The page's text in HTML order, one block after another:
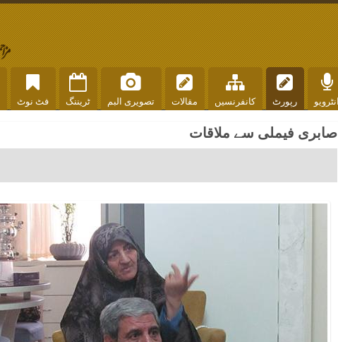
انٹرویو رپورٹ کانفرنسیں مقالات تصویری البم ٹریننگ فٹ نوٹ
صابری فیملی سے ملاقات